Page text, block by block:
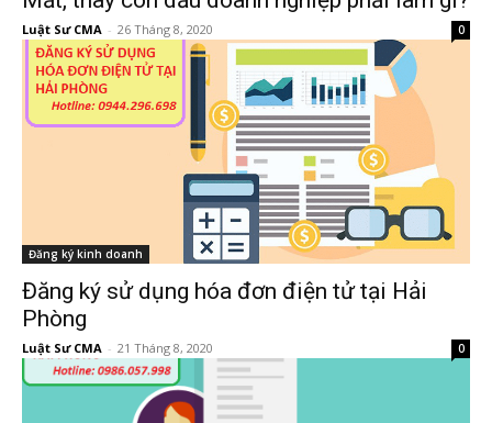
Luật Sư CMA - 26 Tháng 8, 2020 0
Đăng ký kinh doanh
Đăng ký sử dụng hóa đơn điện tử tại Hải
Phòng
Luật Sư CMA - 21 Tháng 8, 2020 0